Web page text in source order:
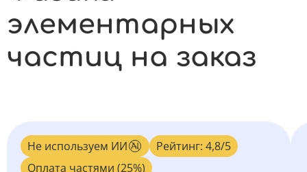
элементарных
частиц на заказ
Не используем ИИ
Рейтинг: 4,8/5
Оплата частями (25%)